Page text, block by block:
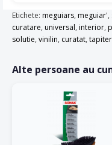
Etichete: meguiars, meguiar',
curatare, universal, interior,
solutie, vinilin, curatat,
Alte persoane au